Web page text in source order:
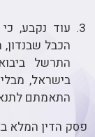
עוד נקבע, כי
הכבל
התרשל
בישראל,
התאמתם
פסק הדין המלא